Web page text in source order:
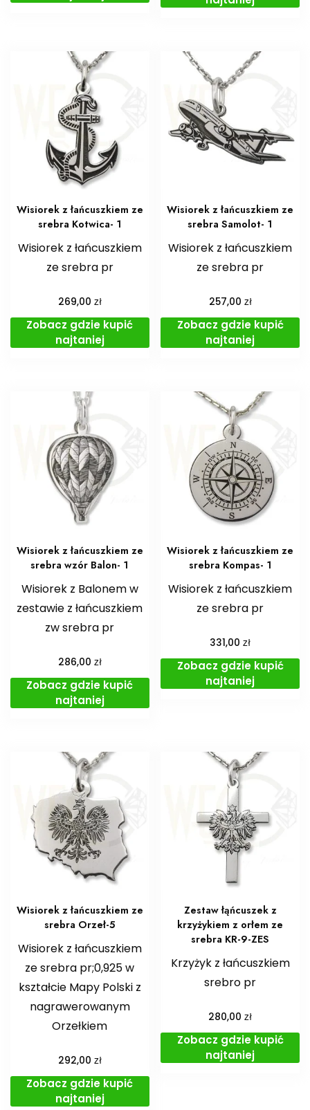
Wisiorek z łańcuszkiem ze
srebra Kotwica- 1
Wisiorek z łańcuszkiem
ze srebra pr
269,00 zł
Zobacz gdzie kupić
najtaniej
Wisiorek z łańcuszkiem ze
srebra Samolot- 1
Wisiorek z łańcuszkiem
ze srebra pr
257,00 zł
Zobacz gdzie kupić
najtaniej
Wisiorek z łańcuszkiem ze
srebra wzór Balon- 1
Wisiorek z Balonem w
zestawie z łańcuszkiem
zw srebra pr
286,00 zł
Zobacz gdzie kupić
najtaniej
Wisiorek z łańcuszkiem ze
srebra Kompas- 1
Wisiorek z łańcuszkiem
ze srebra pr
331,00zł
Zobacz gdzie kupić
najtaniej
Wisiorek z łańcuszkiem ze
srebra Orzeł-5
Wisiorek z łańcuszkiem
ze srebra pr;0,925 w
kształcie Mapy Polski z
nagrawerowanym
Orzełkiem
292,00 zł
Zobacz gdzie kupić
najtaniej
Zestaw łąńcuszek z
krzyżykiem z orłem ze
srebra KR-9-ZES
Krzyżyk z łańcuszkiem
srebro pr
280,00zł
Zobacz gdzie kupić
najtaniej